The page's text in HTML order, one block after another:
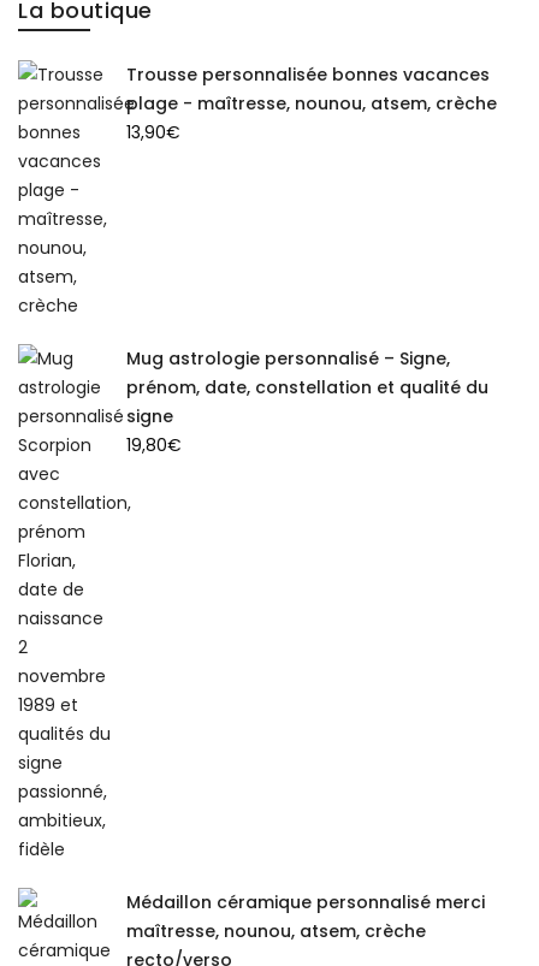
La boutique
Trousse personnalisée bonnes vacances
plage - maîtresse, nounou, atsem, crèche
13,90€
Mug astrologie personnalisé – Signe,
prénom, date, constellation et qualité du
signe
19,80€
Médaillon céramique personnalisé merci
maîtresse, nounou, atsem, crèche
recto/verso